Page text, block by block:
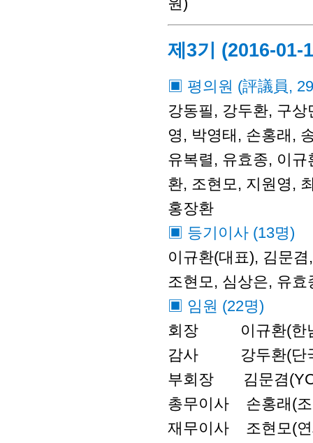
제3기 (2016-01-
▣ 평의원 (評議員,
강동필, 강두환, 구
영, 박영태, 손홍래,
유복렬, 유효종, 이
환, 조현모, 지원영,
홍장환
▣ 등기이사 (13명)
이규환(대표), 김문
조현모, 심상은, 유
▣ 임원 (22명)
회장 이규환(한
감사 강두환(단국
부회장 김문겸
총무이사 손홍래(조
재무이사 조현모(연